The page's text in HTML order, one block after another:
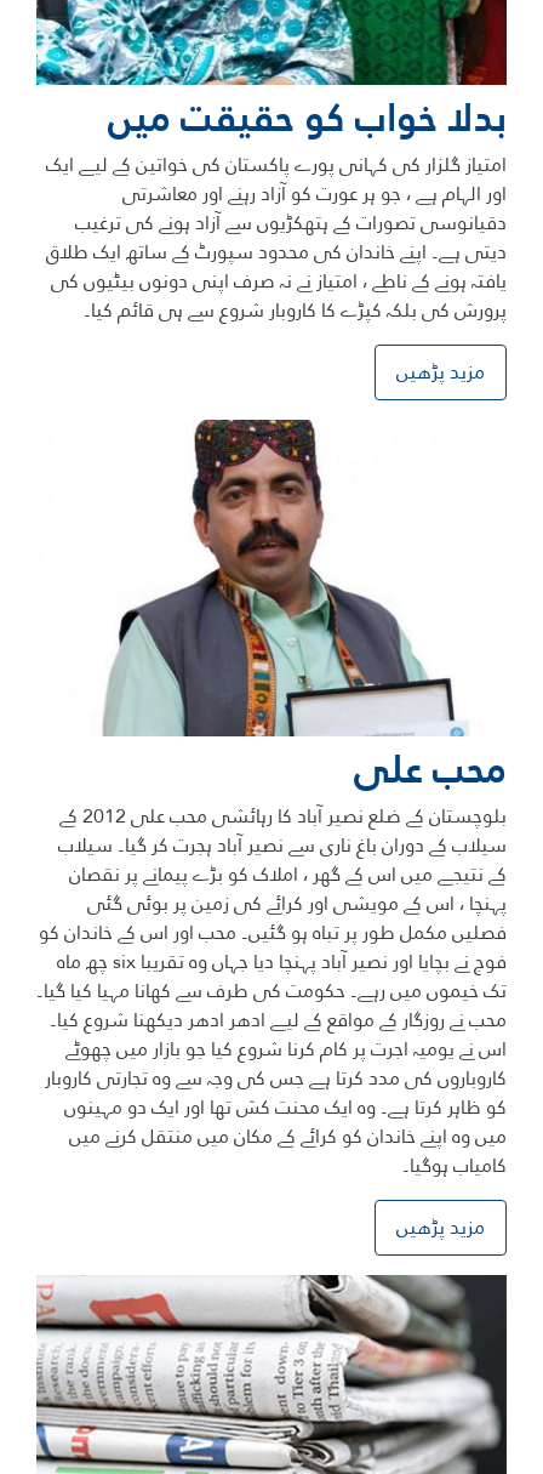
بدلا خواب کو حقیقت ميں
امتیاز گلزار کی کہانی پورے پاکستان کی خواتین کے لیے ایک
اور الہام ہے ، جو ہر عورت کو آزاد رہنے اور معاشرتی
دقیانوسی تصورات کے ہتھکڑیوں سے آزاد ہونے کی ترغیب
دیتی ہے۔ اپنے خاندان کی محدود سپورٹ کے ساتھ ایک طلاق
یافتہ ہونے کے ناطے ، امتیاز نے نہ صرف اپنی دونوں بیٹیوں کی
پرورش کی بلکہ کپڑے کا کاروبار شروع سے ہی قائم کیا۔
مزید پڑھیں
محب علی
بلوچستان کے ضلع نصیر آباد کا رہائشی محب علی 2012 کے
سیلاب کے دوران باغ ناری سے نصیر آباد ہجرت کر گیا۔ سیلاب
کے نتیجے میں اس کے گھر ، املاک کو بڑے پیمانے پر نقصان
پہنچا ، اس کے مویشی اور کرائے کی زمین پر بوئی گئی
فصلیں مکمل طور پر تباہ ہو گئیں۔ محب اور اس کے خاندان کو
فوج نے بچایا اور نصیر آباد پہنچا دیا جہاں وہ تقریبا six چھ ماہ
تک خیموں میں رہے۔ حکومت کی طرف سے کھانا مہیا کیا گیا۔
محب نے روزگار کے مواقع کے لیے ادھر ادھر دیکھنا شروع کیا۔
اس نے یومیہ اجرت پر کام کرنا شروع کیا جو بازار میں چھوٹے
کاروباروں کی مدد کرتا ہے جس کی وجہ سے وہ تجارتی کاروبار
کو ظاہر کرتا ہے۔ وہ ایک محنت کش تھا اور ایک دو مہینوں
میں وہ اپنے خاندان کو کرائے کے مکان میں منتقل کرنے میں
کامیاب ہوگیا۔
مزید پڑھیں